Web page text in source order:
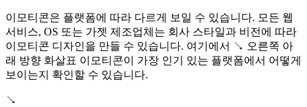
이모티콘은 플랫폼에 따라 다르게 보일 수 있습니다. 모든 웹
서비스, OS 또는 가젯 제조업체는 회사 스타일과 비전에 따라
이모티콘 디자인을 만들 수 있습니다. 여기에서 ↘️ 오른쪽 아
래 방향 화살표 이모티콘이 가장 인기 있는 플랫폼에서 어떻게
보이는지 확인할 수 있습니다.
↘️